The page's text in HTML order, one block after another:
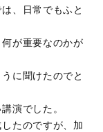
、日常でもふと
が重要なのかが
に聞けたのでと
演でした。
たのですが、加